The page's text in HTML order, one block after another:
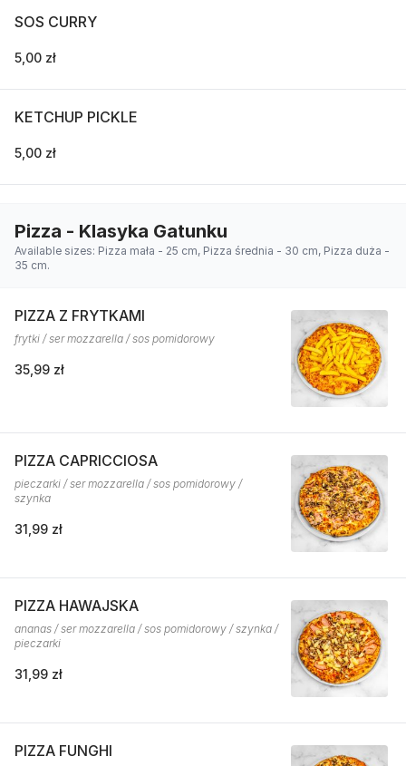
SOS CURRY
5,00 zł
KETCHUP PICKLE
5,00 zł
Pizza - Klasyka Gatunku
Available sizes: Pizza mała - 25 cm, Pizza średnia - 30 cm, Pizza duża -
35 cm.
PIZZA Z FRYTKAMI
frytki / ser mozzarella / sos pomidorowy
35,99 zł
PIZZA CAPRICCIOSA
pieczarki / ser mozzarella / sos pomidorowy /
szynka
31,99 zł
PIZZA HAWAJSKA
ananas / ser mozzarella / sos pomidorowy / szynka /
pieczarki
31,99 zł
PIZZA FUNGHI